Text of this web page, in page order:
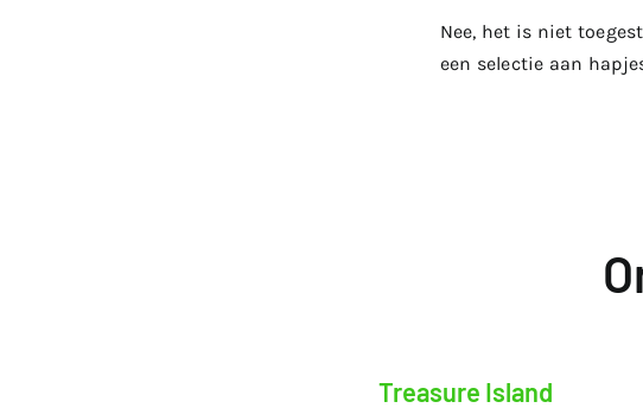
Nee, het is niet
een selectie aan
Treasure Island